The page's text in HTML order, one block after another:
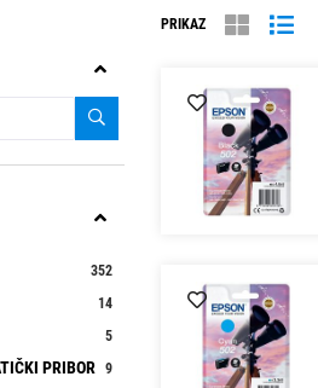
352
14
5
PRIBOR 9
PRIKAZ